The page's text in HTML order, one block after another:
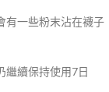
一些粉末沾在襪子
續保持使用7日